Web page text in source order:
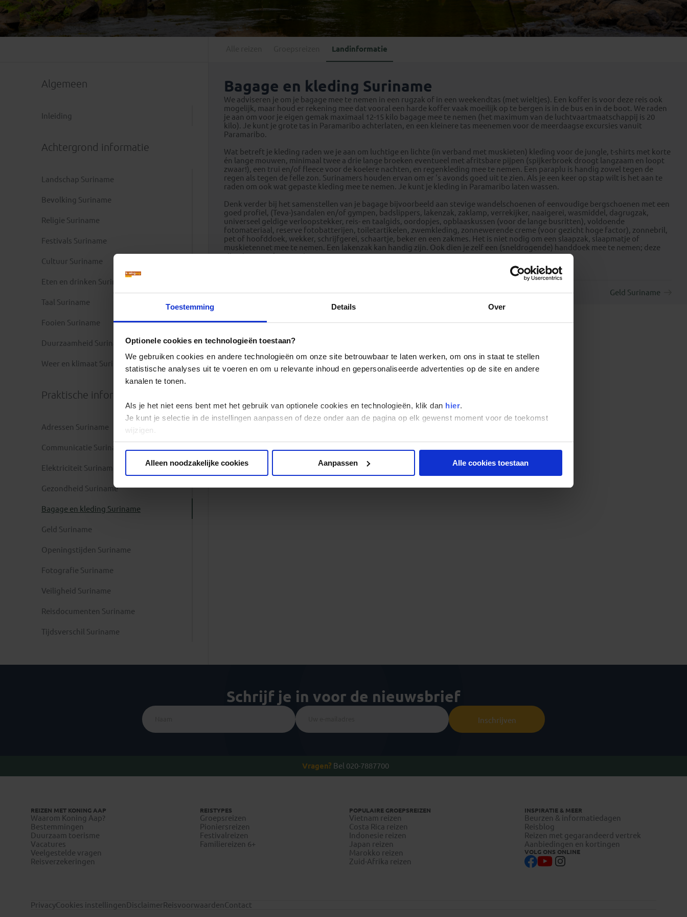
Toestemming Details Over
Optionele cookies en technologieën toestaan?
We gebruiken cookies en andere technologieën om onze site betrouwbaar te laten werken, om ons in staat te stellen
statistische analyses uit te voeren en om u relevante inhoud en gepersonaliseerde advertenties op de site en andere
kanalen te tonen.
Als je het niet eens bent met het gebruik van optionele cookies en technologieën, klik dan hier.
Je kunt je selectie in de instellingen aanpassen of deze onder aan de pagina op elk gewenst moment voor de toekomst
wijzigen.
Alleen noodzakelijke cookies
Aanpassen Alle cookies toestaan
Mongolië(1)
(6)
Tadzjikistan(1)
(8)
Tanzania
Zimbabwe
(2)
Mexico(4)
Kroatië(2)
Letland(3)
Moldavië(1)
Montenegro(2)
Noord-Macedonië(1)
Emiraten(1)
Landinformatie
Algemeen
Inleiding
Achtergrond informatie
Landschap Suriname
Bevolking Suriname
Religie Suriname
Festivals Suriname
Cultuur Suriname
Eten en drinken Suriname
Taal Suriname
Fooien Suriname
Duurzaamheid Suriname
Weer en klimaat Suriname
Praktische informatie
Adressen Suriname
Communicatie Suriname
Elektriciteit Suriname
Gezondheid Suriname
Bagage en kleding Suriname
Geld Suriname
Openingstijden Suriname
Fotografie Suriname
Veiligheid Suriname
Reisdocumenten Suriname
Tijdsverschil Suriname
Bagage en kleding Suriname
We adviseren je om je bagage mee te nemen in een rugzak of in een weekendtas (met wieltjes). Een koffer is voor deze reis ook
mogelijk, maar houd er rekening mee dat vooral een harde koffer vaak moeilijk op te bergen is in de bus en in de boot. We raden
je aan om voor je eigen gemak maximaal 12-15 kilo bagage mee te nemen (het maximum van de luchtvaartmaatschappij is 20
kilo). Je kunt je grote tas in Paramaribo achterlaten, en een kleinere tas meenemen voor de meerdaagse excursies vanuit
Paramaribo.
Wat betreft je kleding raden we je aan om luchtige en lichte (in verband met muskieten) kleding voor de jungle, t-shirts met korte
én lange mouwen, minimaal twee a drie lange broeken eventueel met afritsbare pijpen (spijkerbroek droogt langzaam en loopt
zwaar!), een trui en/of fleece voor de koelere nachten, en regenkleding mee te nemen. Een paraplu is handig zowel tegen de
regen als tegen de felle zon. Surinamers houden ervan om er 's avonds goed uit te zien. Als je een keer op stap wilt is het aan te
raden om ook wat gepaste kleding mee te nemen. Je kunt je kleding in Paramaribo laten wassen.
Denk verder bij het samenstellen van je bagage bijvoorbeeld aan stevige wandelschoenen of eenvoudige bergschoenen met een
goed profiel, (Teva-)sandalen en/of gympen, badslippers, lakenzak, zaklamp, verrekijker, naaigerei, wasmiddel, dagrugzak,
universeel geldige verloopstekker, reis- en taalgids, oordopjes, opblaaskussen (voor de lange busritten), voldoende
fotomateriaal, reserve fotobatterijen, toiletartikelen, zwemkleding, zonnewerende creme (voor gezicht hoge factor), zonnebril,
pet of hoofddoek, wekker, schrijfgerei, schaartje, beker en een zakmes. Het is niet nodig om een slaapzak, slaapmatje of
muskietennet mee te nemen. Een lakenzak kan handig zijn. Ook dien je zelf een (sneldrogende) handdoek mee te nemen; deze
zijn niet overal aanwezig.
Gezondheid Suriname Geld Suriname
Schrijf je in voor de nieuwsbrief
Inschrijven
Vragen? Bel 020-7887700
REIZEN MET KONING AAP
Waarom Koning Aap?
Bestemmingen
Duurzaam toerisme
Vacatures
Veelgestelde vragen
Reisverzekeringen
REISTYPES
Groepsreizen
Pioniersreizen
Festivalreizen
Familiereizen 6+
POPULAIRE GROEPSREIZEN
Vietnam reizen
Costa Rica reizen
Indonesie reizen
Japan reizen
Marokko reizen
Zuid-Afrika reizen
INSPIRATIE & MEER
Beurzen & informatiedagen
Reisblog
Reizen met gegarandeerd vertrek
Aanbiedingen en kortingen
VOLG ONS ONLINE
PrivacyCookies instellingen DisclaimerReisvoorwaardenContact